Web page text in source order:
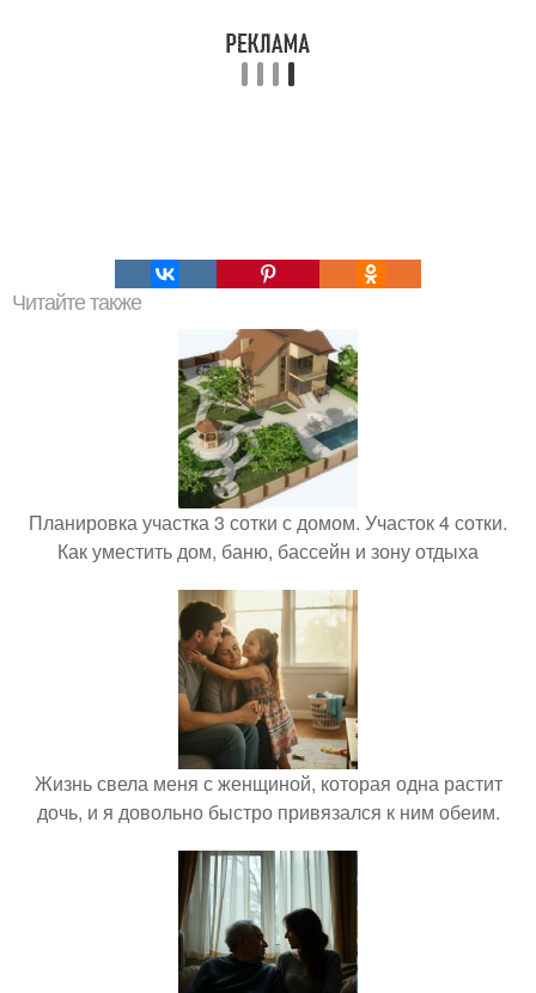
Читайте также
Планировка участка 3 сотки с домом. Участок 4 сотки.
Как уместить дом, баню, бассейн и зону отдыха
Жизнь свела меня с женщиной, которая одна растит
дочь, и я довольно быстро привязался к ним обеим.